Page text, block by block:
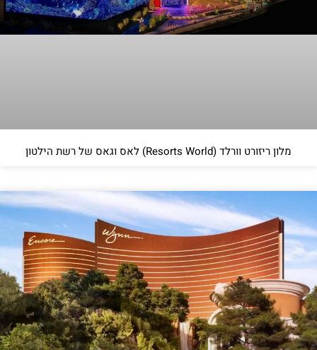
מלון ריזורט וורלד (Resorts World) לאס וגאס של רשת הילטון